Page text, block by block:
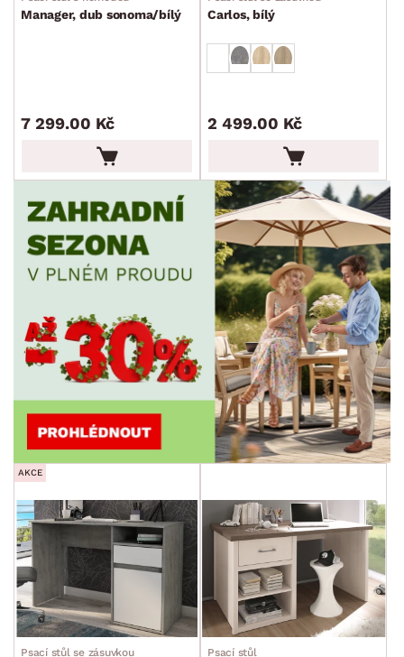
cm max.
min. cm max. cm
TVAR
MÍSTNOST
SKLADOVOST
Manager, dub sonoma/bílý
7 299.00 Kč
Carlos, bílý
2 499.00 Kč
AKCE
Psací stůl se zásuvkou Psací stůl